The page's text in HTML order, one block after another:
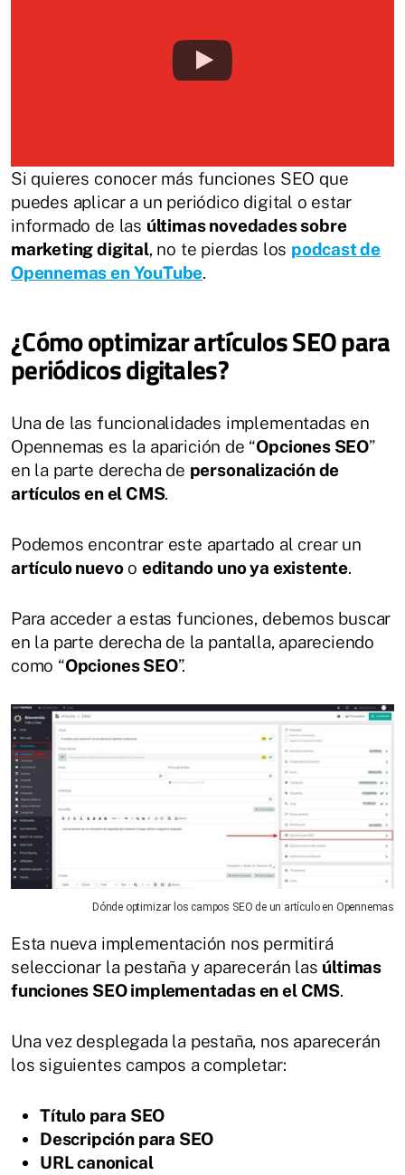
Si quieres conocer más funciones SEO que
puedes aplicar a un periódico digital o estar
informado de las últimas novedades sobre
marketing digital, no te pierdas los podcast de
Opennemas en YouTube.
¿Cómo optimizar artículos SEO para
periódicos digitales?
Una de las funcionalidades implementadas en
Opennemas es la aparición de “Opciones SEO”
en la parte derecha de personalización de
artículos en el CMS.
Podemos encontrar este apartado al crear un
artículo nuevoo editando uno ya existente.
Para acceder a estas funciones, debemos buscar
en la parte derecha de la pantalla, apareciendo
como “Opciones SEO”.
Dónde optimizar los campos SEO de un artículo en Opennemas
Esta nueva implementación nos permitirá
seleccionar la pestaña y aparecerán las últimas
funciones SEO implementadas en el CMS.
Una vez desplegada la pestaña, nos aparecerán
los siguientes campos a completar:
Título para SEO
Descripción para SEO
URL canonical